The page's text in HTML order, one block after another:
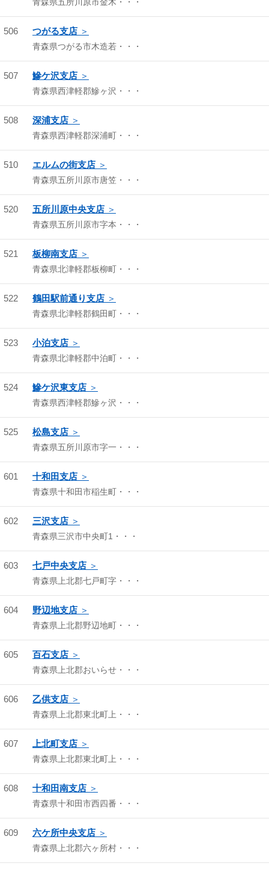
506 つがる支店
青森県つがる市木造若・・・
507 鰺ケ沢支店
青森県西津軽郡鰺ヶ沢・・・
508 深浦支店
青森県西津軽郡深浦町・・・
510 エルムの街支店
青森県五所川原市唐笠・・・
520 五所川原中央支店
青森県五所川原市字本・・・
521 板柳南支店
青森県北津軽郡板柳町・・・
522 鶴田駅前通り支店
青森県北津軽郡鶴田町・・・
523 小泊支店
青森県北津軽郡中泊町・・・
524 鰺ケ沢東支店
青森県西津軽郡鰺ヶ沢・・・
525 松島支店
青森県五所川原市字一・・・
601 十和田支店
青森県十和田市稲生町・・・
602 三沢支店
青森県三沢市中央町1・・・
603 七戸中央支店
青森県上北郡七戸町字・・・
604 野辺地支店
青森県上北郡野辺地町・・・
605 百石支店
青森県上北郡おいらせ・・・
606 乙供支店
青森県上北郡東北町上・・・
607 上北町支店
青森県上北郡東北町上・・・
608 十和田南支店
青森県十和田市西四番・・・
609 六ケ所中央支店
青森県上北郡六ヶ所村・・・